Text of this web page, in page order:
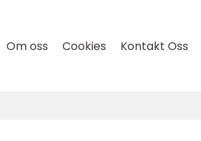
Om oss Cookies Kontakt Oss